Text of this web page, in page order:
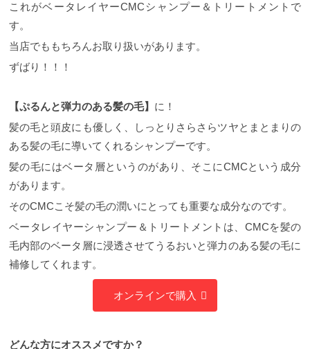
これがベータレイヤーCMCシャンプー＆トリートメントで
す。
当店でももちろんお取り扱いがあります。
ずばり！！！
【ぷるんと弾力のある髪の毛】 に！
髪の毛と頭皮にも優しく、しっとりさらさらツヤとまとまりの
ある髪の毛に導いてくれるシャンプーです。
髪の毛にはベータ層というのがあり、そこにCMCという成分
があります。
そのCMCこそ髪の毛の潤いにとっても重要な成分なのです。
ベータレイヤーシャンプー＆トリートメントは、CMCを髪の
毛内部のベータ層に浸透させてうるおいと弾力のある髪の毛に
補修してくれます。
オンラインで購入
どんな方にオススメですか？